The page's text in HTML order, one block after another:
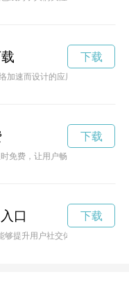
加速而设计的应用程序，能够
下载
免费，让用户畅游互联网无需
下载
口
够提升用户社交体验的工具，能
下载